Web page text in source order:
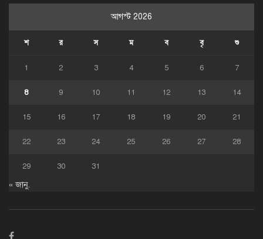
আগস্ট 2026
শ র স ম ব বৃ শু
1 2 3 4 5 6 7
8 9 10 11 12 13 14
15 16 17 18 19 20 21
22 23 24 25 26 27 28
29 30 31
« জানু.